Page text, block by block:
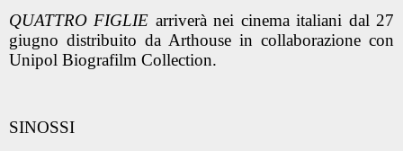
QUATTRO FIGLIE arriverà nei cinema italiani dal 27
giugno distribuito da Arthouse in collaborazione con
Unipol Biografilm Collection.
SINOSSI